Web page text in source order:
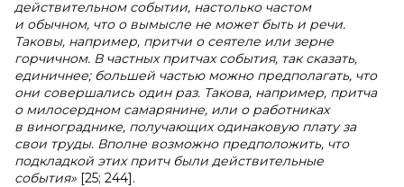
действительном событии, настолько частом
и обычном, что о вымысле не может быть и речи.
Таковы, например, притчи о сеятеле или зерне
горчичном. В частных притчах события, так сказать,
единичнее; большей частью можно предполагать, что
они совершались один раз. Такова, например, притча
о милосердном самарянине, или о работниках
в винограднике, получающих одинаковую плату за
свои труды. Вполне возможно предположить, что
подкладкой этих притч были действительные
события» [25; 244].